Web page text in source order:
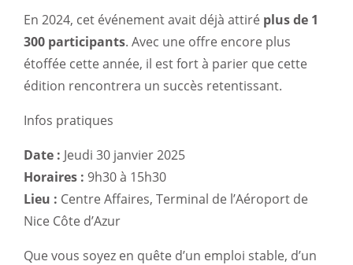
En 2024, cet événement avait déjà attiré plus de 1
300 participants. Avec une offre encore plus
étoffée cette année, il est fort à parier que cette
édition rencontrera un succès retentissant.
Infos pratiques
Date : Jeudi 30 janvier 2025
Horaires : 9h30 à 15h30
Lieu : Centre Affaires, Terminal de l’Aéroport de
Nice Côte d’Azur
Que vous soyez en quête d’un emploi stable, d’un